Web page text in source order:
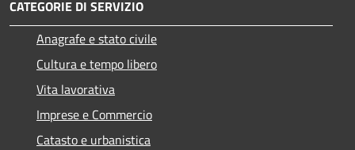
CATEGORIE DI SERVIZIO
Anagrafe e stato civile
Cultura e tempo libero
Vita lavorativa
Imprese e Commercio
Catasto e urbanistica